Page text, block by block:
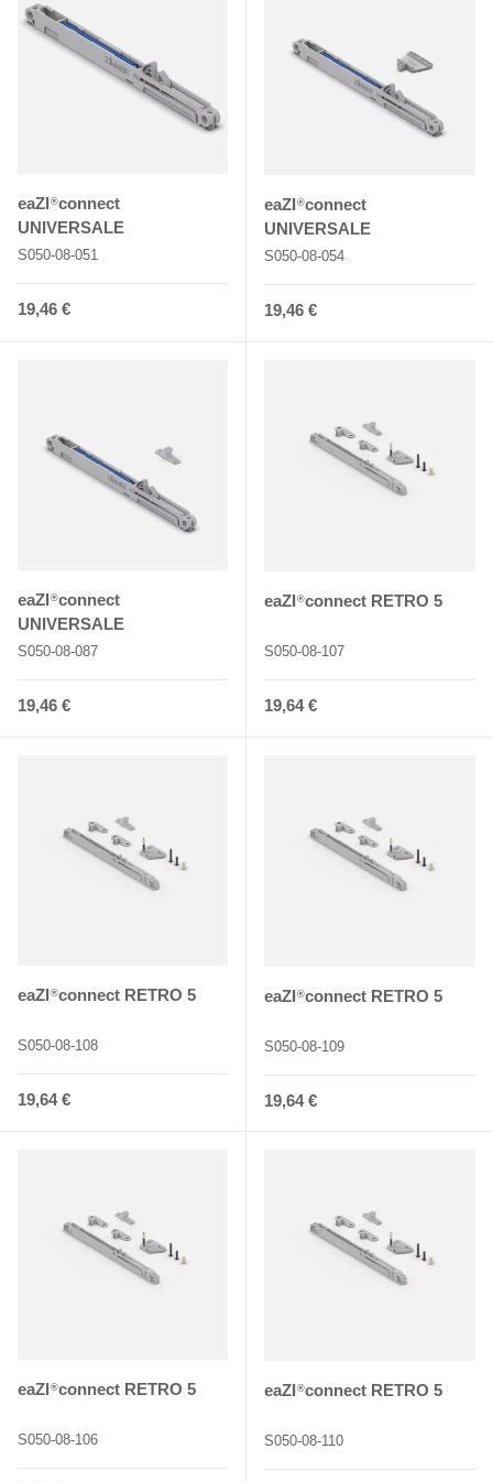
eaZI®connect
UNIVERSALE
S050-08-051
Normaler Preis
19,46 €
eaZI®connect
UNIVERSALE
S050-08-054
Normaler Preis
19,46 €
eaZI®connect
UNIVERSALE
S050-08-087
Normaler Preis
19,46 €
eaZI®connect RETRO 5
S050-08-107
Normaler Preis
19,64 €
eaZI®connect RETRO 5
S050-08-108
Normaler Preis
19,64 €
eaZI®connect RETRO 5
S050-08-109
Normaler Preis
19,64 €
eaZI®connect RETRO 5
S050-08-106
eaZI®connect RETRO 5
S050-08-110